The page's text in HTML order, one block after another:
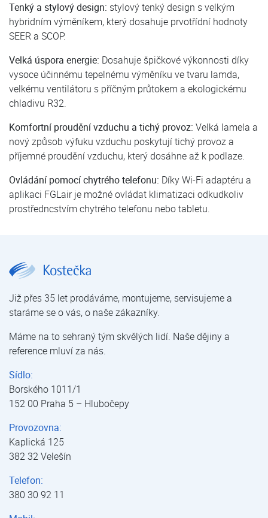
Tenký a stylový design: stylový tenký design s velkým
hybridním výměníkem, který dosahuje prvotřídní hodnoty
SEER a SCOP.
Velká úspora energie: Dosahuje špičkové výkonnosti díky
vysoce účinnému tepelnému výměníku ve tvaru lamda,
velkému ventilátoru s příčným průtokem a ekologickému
chladivu R32.
Komfortní proudění vzduchu a tichý provoz: Velká lamela a
nový způsob výfuku vzduchu poskytují tichý provoz a
příjemné proudění vzduchu, který dosáhne až k podlaze.
Ovládání pomocí chytrého telefonu: Díky Wi-Fi adaptéru a
aplikaci FGLair je možné ovládat klimatizaci odkudkoliv
prostředncstvím chytrého telefonu nebo tabletu.
Již přes 35 let prodáváme, montujeme, servisujeme a
staráme se o vás, o naše zákazníky.
Máme na to sehraný tým skvělých lidí. Naše dějiny a
reference mluví za nás.
Sídlo:
Borského 1011/1
152 00 Praha 5 – Hlubočepy
Provozovna:
Kaplická 125
382 32 Velešín
Telefon:
380 30 92 11